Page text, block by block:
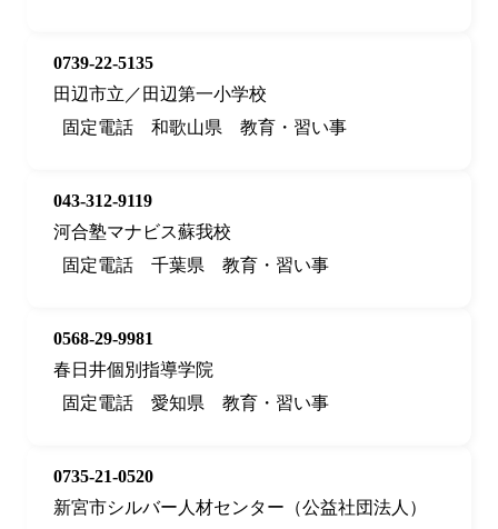
0739-22-5135
田辺市立／田辺第一小学校
固定電話
和歌山県 教育・習い事
043-312-9119
河合塾マナビス蘇我校
固定電話
千葉県 教育・習い事
0568-29-9981
春日井個別指導学院
固定電話
愛知県 教育・習い事
0735-21-0520
新宮市シルバー人材センター（公益社団法人）